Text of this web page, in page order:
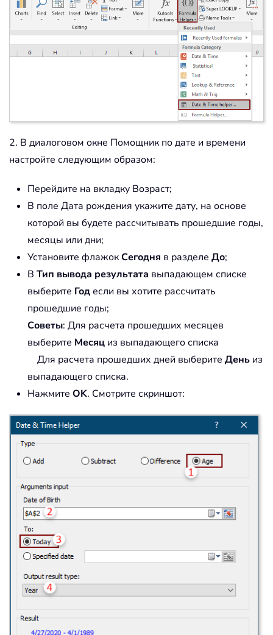
2. В диалоговом окне Помощник по дате и времени
настройте следующим образом:
Перейдите на вкладку Возраст;
В поле Дата рождения укажите дату, на основе
которой вы будете рассчитывать прошедшие годы,
месяцы или дни;
Установите флажокСегодня в разделе До;
В Тип вывода результата выпадающем списке
выберите Годесли вы хотите рассчитать
прошедшие годы;
Советы: Для расчета прошедших месяцев
выберите Месяц из выпадающего списка
Для расчета прошедших дней выберите День из
выпадающего списка.
Нажмите OK. Смотрите скриншот: